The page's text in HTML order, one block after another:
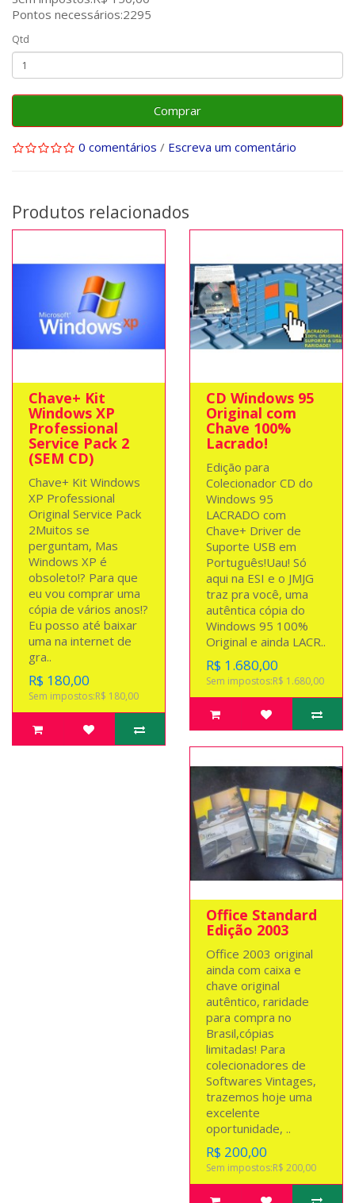
Pontos necessários:2295
Qtd
Comprar
0 comentários / Escreva um comentário
Produtos relacionados
Chave+ Kit
Windows XP
Professional
Service Pack 2
(SEM CD)
Chave+ Kit Windows
XP Professional
Original Service Pack
2Muitos se
perguntam, Mas
Windows XP é
obsoleto!? Para que
eu vou comprar uma
cópia de vários anos!?
Eu posso até baixar
uma na internet de
gra..
R$ 180,00
Sem impostos:R$ 180,00
CD Windows 95
Original com
Chave 100%
Lacrado!
Edição para
Colecionador CD do
Windows 95
LACRADO com
Chave+ Driver de
Suporte USB em
Português!Uau! Só
aqui na ESI e o JMJG
traz pra você, uma
autêntica cópia do
Windows 95 100%
Original e ainda LACR..
R$ 1.680,00
Sem impostos:R$ 1.680,00
Office Standard
Edição 2003
Office 2003 original
ainda com caixa e
chave original
autêntico, raridade
para compra no
Brasil,cópias
limitadas! Para
colecionadores de
Softwares Vintages,
trazemos hoje uma
excelente
oportunidade, ..
R$ 200,00
Sem impostos:R$ 200,00